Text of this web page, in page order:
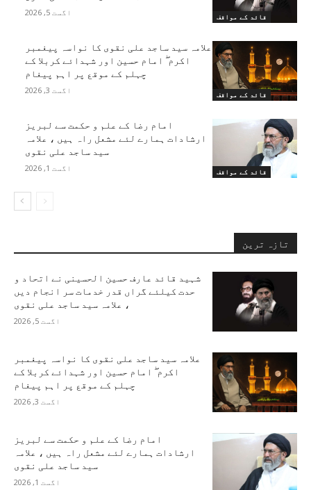
قائد کے مواقف اگست 5, 2026
قائد کے مواقف
علامہ سید ساجد علی نقوی کا نواسہ پیغمبر
اکرم ۖ امام حسین اور شہدائے کربلا کے
چہلم کے موقع پر اہم پیغام
اگست 3, 2026
قائد کے مواقف
امام رضا کے علم و حکمت سے لبریز
ارشادات ہمارے لئے مشعل راہ ہیں ، علامہ
سید ساجد علی نقوی
اگست 1, 2026
تازہ ترین
شہید قائد عارف حسین الحسینی نے اتحاد و
حدت کیلئے گراں قدر خدمات سر انجام دیں
، علامہ سید ساجد علی نقوی
اگست 5, 2026
علامہ سید ساجد علی نقوی کا نواسہ پیغمبر
اکرم ۖ امام حسین اور شہدائے کربلا کے
چہلم کے موقع پر اہم پیغام
اگست 3, 2026
امام رضا کے علم و حکمت سے لبریز
ارشادات ہمارے لئے مشعل راہ ہیں ، علامہ
سید ساجد علی نقوی
اگست 1, 2026